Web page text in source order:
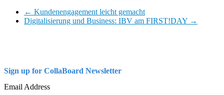
← Kundenengagement leicht gemacht
Digitalisierung und Business: IBV am FIRST!DAY →
Sign up for CollaBoard Newsletter
Email Address